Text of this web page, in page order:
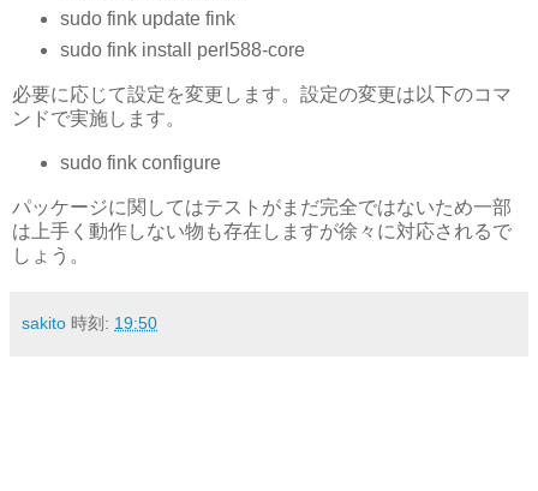
sudo fink update fink
sudo fink install perl588-core
必要に応じて設定を変更します。設定の変更は以下のコマ
ンドで実施します。
sudo fink configure
パッケージに関してはテストがまだ完全ではないため一部
は上手く動作しない物も存在しますが徐々に対応されるで
しょう。
sakito 時刻: 19:50